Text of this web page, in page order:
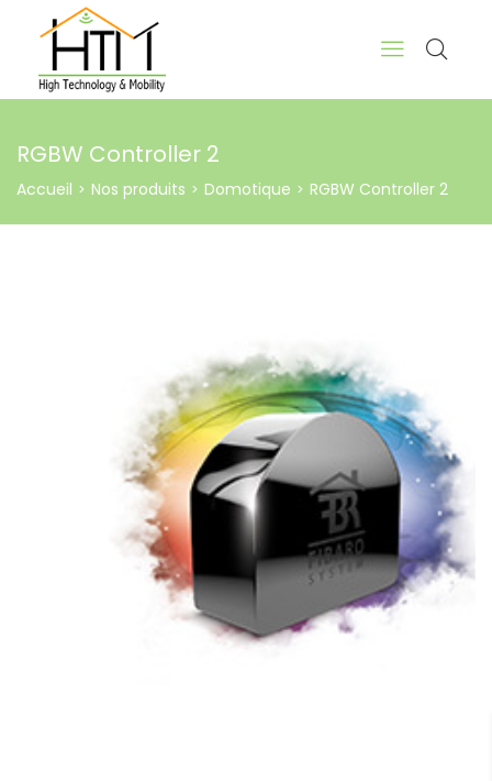
RGBW Controller 2
Accueil > Nos produits > Domotique > RGBW Controller 2